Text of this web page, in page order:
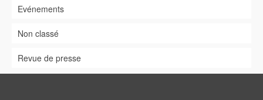
Evénements
Non classé
Revue de presse